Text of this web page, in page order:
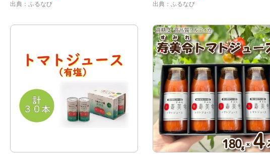
出典：ふるなび 出典：ふるなび